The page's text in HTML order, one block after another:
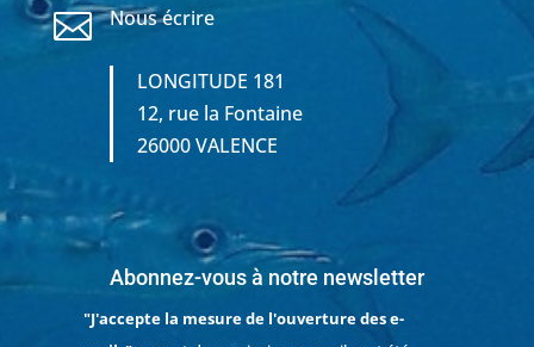
 Nous écrire
LONGITUDE 181
12, rue la Fontaine
26000 VALENCE
Abonnez-vous à notre newsletter
"J'accepte la mesure de l'ouverture des e-